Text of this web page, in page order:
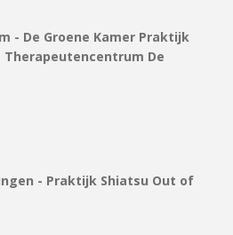
- De Groene Kamer Praktijk
De
- Praktijk Shiatsu Out of